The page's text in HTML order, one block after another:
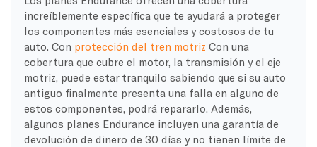
increíblemente específica que te ayudará a proteger
los componentes más esenciales y costosos de tu
auto. Con protección del tren motriz Con una
cobertura que cubre el motor, la transmisión y el eje
motriz, puede estar tranquilo sabiendo que si su auto
antiguo finalmente presenta una falla en alguno de
estos componentes, podrá repararlo. Además,
algunos planes Endurance incluyen una garantía de
devolución de dinero de 30 días y no tienen límite de